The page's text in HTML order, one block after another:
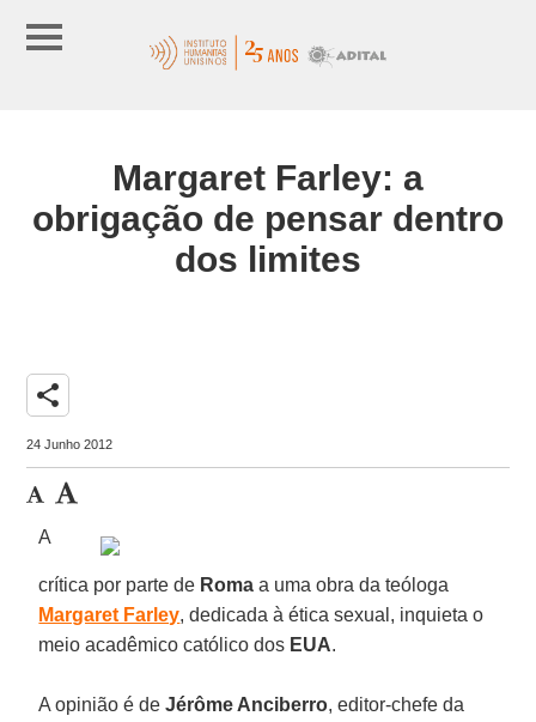
Margaret Farley: a
obrigação de pensar dentro
dos limites
share
24 Junho 2012
A
crítica por parte de Romaa uma obra da teóloga
Margaret Farley, dedicada à ética sexual, inquieta o
meio acadêmico católico dos EUA.
A opinião é deJérôme Anciberro, editor-chefe da